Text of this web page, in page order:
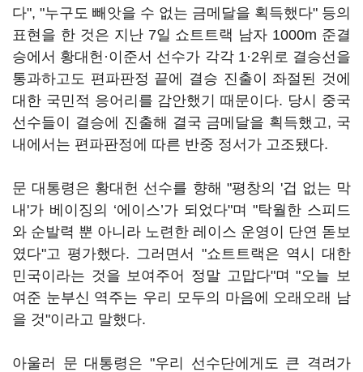
다", "누구도 빼앗을 수 없는 금메달을 획득했다" 등의
표현을 한 것은 지난 7일 쇼트트랙 남자 1000m 준결
승에서 황대헌·이준서 선수가 각각 1·2위로 결승선을
통과하고도 편파판정 끝에 결승 진출이 좌절된 것에
대한 국민적 응어리를 감안했기 때문이다. 당시 중국
선수들이 결승에 진출해 결국 금메달을 획득했고, 국
내에서는 편파판정에 따른 반중 정서가 고조됐다.
문 대통령은 황대헌 선수를 향해 "평창의 '겁 없는 막
내'가 베이징의 ‘에이스’가 되었다"며 "탁월한 스피드
와 순발력 뿐 아니라 노련한 레이스 운영이 단연 돋보
였다"고 평가했다. 그러면서 "쇼트트랙은 역시 대한
민국이라는 것을 보여주어 정말 고맙다"며 "오늘 보
여준 눈부신 역주는 우리 모두의 마음에 오래오래 남
을 것"이라고 말했다.
아울러 문 대통령은 "우리 선수단에게도 큰 격려가